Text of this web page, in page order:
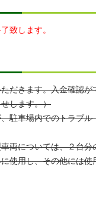
致します。
だきます。入金確認
します。）
駐車場内でのトラブ
両については、２台
使用し、その他には使